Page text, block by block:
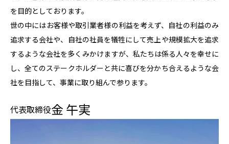
を目的としております。
世の中にはお客様や取引業者様の利益を考えず、自社の利益のみ
追求する会社や、自社の社員を犠牲にして売上や規模拡大を追求
するような会社を多くみかけますが、私たちは係る人々を幸せに
し、全てのステークホルダーと共に喜びを分かち合えるような会
社を目指して、事業に取り組んで参ります。
代表取締役金 午実